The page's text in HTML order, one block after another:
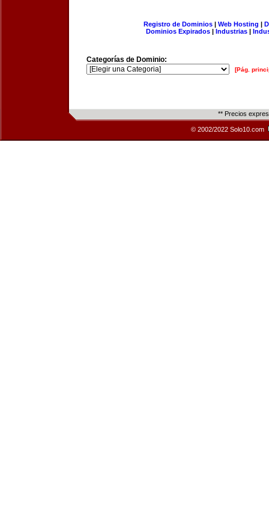
Registro de Dominios| Web Hosting |
Dominios Expirados | Industrias |
Categorías de Dominio:
[Pág.
** Precios
© 2002/2022 Solo10.com